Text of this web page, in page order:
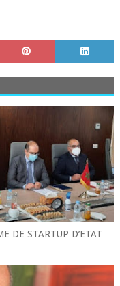
DE STARTUP D’ETAT